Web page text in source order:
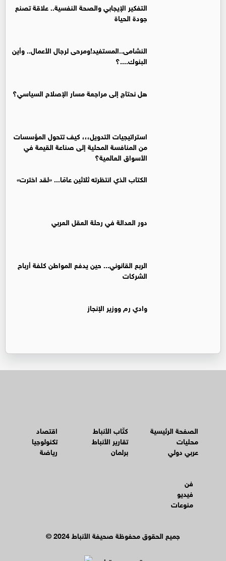
التفكير الإيجابي والصحة النفسية.. علاقة تصنع
جودة الحياة
النشامى..المستفيد!ومرحى لرجال الأعمال.. وأين
البنوك....؟
هل نحتاج إلى مراجعة مسار الإصلاح السياسي؟
استراتيجيات التدويل،،، كيف تتحول المؤسسات
من المنافسة المحلية إلى صناعة القيمة في
الأسواق العالمية؟
الكتاب الذي انتظرته ثلاثين عامًا... «لقد اخترت»
دور العدالة في رحلة العقل العربي
الربع القانوني... حين يدفع المواطن كلفة أرباح
الشركات
وادي رم ووزير الإنجاز
الصفحة الرئيسية
محليات
عربي دولي
كتّاب الأنباط
تقارير الأنباط
برلمان
اقتصاد
تكنولوجيا
رياضة
فن
فيديو
منوعات
© جميع الحقوق محفوظة صحيفة الأنباط 2024